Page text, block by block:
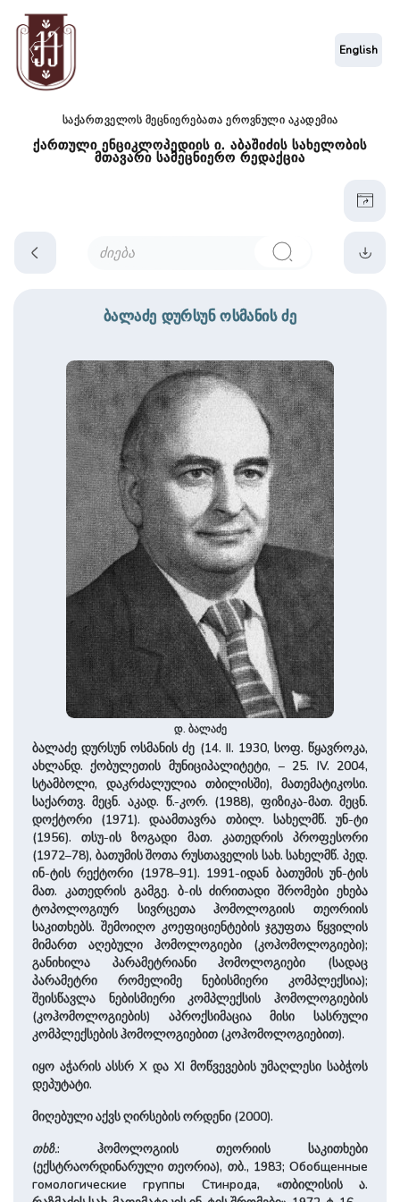
საქართველოს მეცნიერებათა ეროვნული აკადემია
ქართული ენციკლოპედიის ი. აბაშიძის სახელობის
მთავარი სამეცნიერო რედაქცია
English
ბალაძე დურსუნ ოსმანის ძე
დ. ბალაძე
ბალაძე დურსუნ ოსმანის ძე (14. II. 1930, სოფ. წყავროკა,
ახლანდ. ქობულეთის მუნიციპალიტეტი, – 25. IV. 2004,
სტამბოლი, დაკრძალულია თბილისში), მათემატიკოსი.
საქართვ. მეცნ. აკად. წ.-კორ. (1988), ფიზიკა-მათ. მეცნ.
დოქტორი (1971). დაამთავრა თბილ. სახელმწ. უნ-ტი
(1956). თსუ-ის ზოგადი მათ. კათედრის პროფესორი
(1972–78), ბათუმის შოთა რუსთაველის სახ. სახელმწ. პედ.
ინ-ტის რექტორი (1978–91). 1991-იდან ბათუმის უნ-ტის
მათ. კათედრის გამგე. ბ-ის ძირითადი შრომები ეხება
ტოპოლოგიურ სივრცეთა ჰომოლოგიის თეორიის
საკითხებს. შემოიღო კოეფიციენტების ჯგუფთა წყვილის
მიმართ აღებული ჰომოლოგიები (კოჰომოლოგიები);
განიხილა პარამეტრიანი ჰომოლოგიები (სადაც
პარამეტრი რომელიმე ნებისმიერი კომპლექსია);
შეისწავლა ნებისმიერი კომპლექსის ჰომოლოგიების
(კოჰომოლოგიების) აპროქსიმაცია მისი სასრული
კომპლექსების ჰომოლოგიებით (კოჰომოლოგიებით).
იყო აჭარის ასსრ X და XI მოწვევების უმაღლესი საბჭოს
დეპუტატი.
მიღებული აქვს ღირსების ორდენი (2000).
თხზ.: ჰომოლოგიის თეორიის საკითხები
(ექსტრაორდინარული თეორია), თბ., 1983; Обобщенные
гомологические группы Стинрода, «თბილისის ა.